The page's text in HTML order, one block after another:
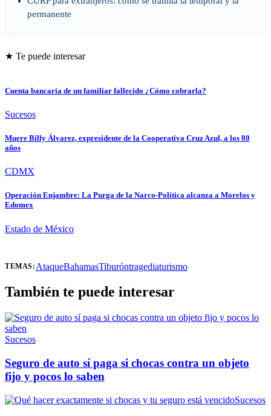
permanente
★ Te puede interesar
Cuenta bancaria de un familiar fallecido ¿Cómo cobrarla?
Sucesos
Muere Billy Álvarez, expresidente de la Cooperativa Cruz Azul, a los 80
años
CDMX
Operación Enjambre: La Purga de la Narco-Política alcanza a Morelos y
Edomex
Estado de México
TEMAS: AtaqueBahamasTiburóntragediaturismo
También te puede interesar
Sucesos
Seguro de auto sí paga si chocas contra un objeto
fijo y pocos lo saben
Sucesos